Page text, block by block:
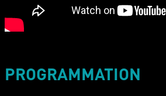
PROGRAMMATION